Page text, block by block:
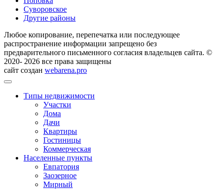
Суворовское
Другие районы
Любое копирование, перепечатка или последующее
распространение информации запрещено без
предварительного письменного согласия владельцев сайта. ©
2020- 2026 все права защищены
сайт создан webarena.pro
Типы недвижимости
Участки
Дома
Дачи
Квартиры
Гостиницы
Коммерческая
Населенные пункты
Евпатория
Заозерное
Мирный